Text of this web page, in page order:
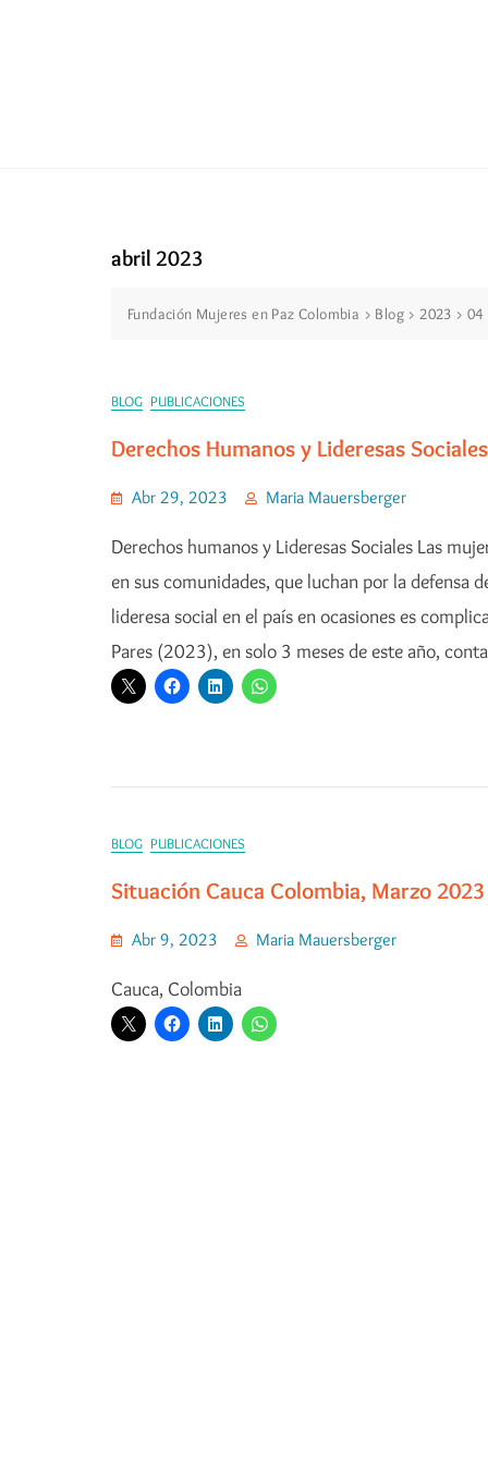
abril 2023
Fundación Mujeres en Paz Colombia > Blog >2023 >04
BLOG PUBLICACIONES
Derechos Humanos y Lideresas Sociales
Abr 29, 2023 Maria Mauersberger
Derechos humanos y Lideresas Sociales Las
en sus comunidades, que luchan por la defensa
lideresa social en el país en ocasiones es
Pares (2023), en solo 3 meses de este año,
BLOG PUBLICACIONES
Situación Cauca Colombia, Marzo 2023
Abr 9, 2023 Maria Mauersberger
Cauca, Colombia